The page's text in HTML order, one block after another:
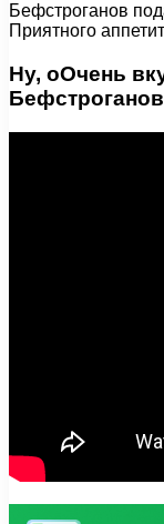
Бефстроганов
Приятного
Ну, оОчень